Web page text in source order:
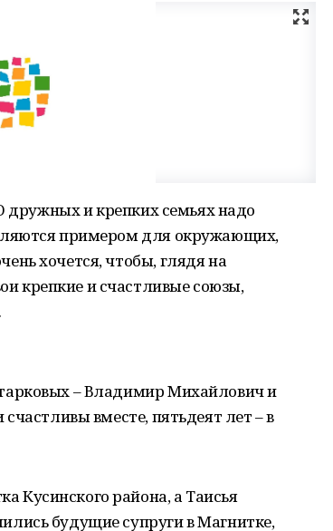
дружных и крепких семьях надо
примером для окружающих,
хочется, чтобы, глядя на
крепкие и счастливые союзы,
– Владимир Михайлович и
вместе, пятьдеят лет – в
Кусинского района, а Таисья
будущие супруги в Магнитке,